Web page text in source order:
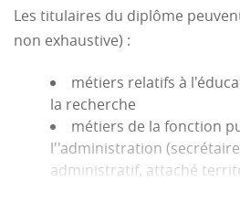
l'importance, pour la
ait un niveau minimum
Licence AES ne peut en
des réalités sociales et
formation s'inscrit
contexte européen et
cours du cursus, d'étudier
Les titulaires du diplôme
non exhaustive) :
métiers relatifs à
la recherche
métiers de la fonction
l''administration
administratif, attaché